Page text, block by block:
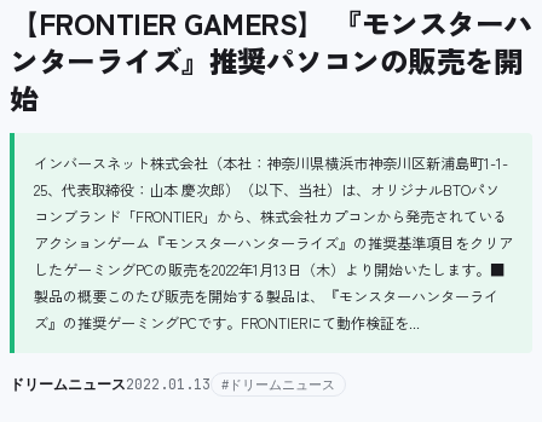
【FRONTIER GAMERS】 『モンスターハ
ンターライズ』推奨パソコンの販売を開
始
インバースネット株式会社（本社：神奈川県横浜市神奈川区新浦島町1-1-
25、代表取締役：山本 慶次郎）（以下、当社）は、オリジナルBTOパソ
コンブランド「FRONTIER」から、株式会社カプコンから発売されている
アクションゲーム『モンスターハンターライズ』の推奨基準項目をクリア
したゲーミングPCの販売を2022年1月13日（木）より開始いたします。■
製品の概要このたび販売を開始する製品は、『モンスターハンターライ
ズ』の推奨ゲーミングPCです。FRONTIERにて動作検証を...
ドリームニュース2022.01.13 #ドリームニュース